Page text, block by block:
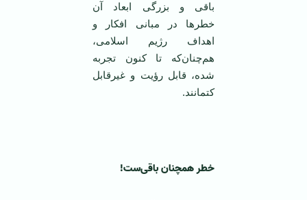
باقی‌ و بزرگی ابعاد آن
خطرها در مبانی افکار و
اهداف رژیم اسلامی،
هم‌چنان‌که تا کنون تجربه
شده، قابل رؤیت و غیرقابل
کتمانند.
خطر همچنان باقی‌ست!